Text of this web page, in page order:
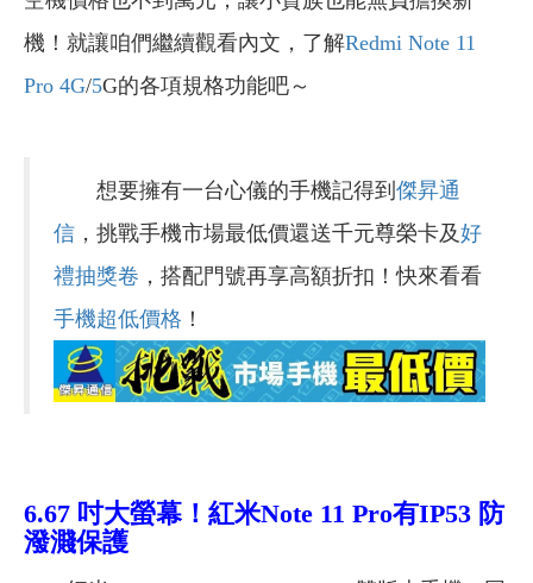
機！就讓咱們繼續觀看內文，了解Redmi Note 11
Pro 4G/5G的各項規格功能吧～
想要擁有一台心儀的手機記得到 傑昇通
信 ，挑戰手機市場最低價還送千元尊榮卡及好
禮抽獎卷 ，搭配門號再享高額折扣！快來看看
手機超低價格 ！
6.67 吋大螢幕！ 紅米Note 11 Pro有IP53 防
潑濺保護